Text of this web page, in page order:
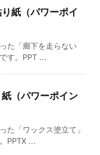
紙（パワーポイ
た「廊下を走らない
す。PPT ...
（パワーポイン
た「ワックス塗立て」
PPTX ...